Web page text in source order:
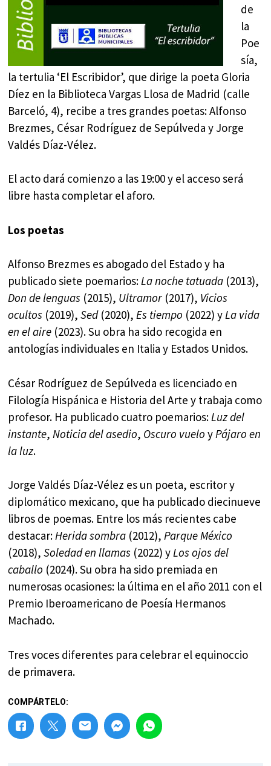
de
la
Poe
sía,
la tertulia ‘El Escribidor’, que dirige la poeta Gloria
Díez en la Biblioteca Vargas Llosa de Madrid (calle
Barceló, 4), recibe a tres grandes poetas: Alfonso
Brezmes, César Rodríguez de Sepúlveda y Jorge
Valdés Díaz-Vélez.
El acto dará comienzo a las 19:00 y el acceso será
libre hasta completar el aforo.
Los poetas
Alfonso Brezmes es abogado del Estado y ha
publicado siete poemarios:La noche tatuada (2013),
Don de lenguas (2015), Ultramor (2017), Vicios
ocultos (2019),Sed (2020),Es tiempo (2022) yLa vida
en el aire (2023). Su obra ha sido recogida en
antologías individuales en Italia y Estados Unidos.
César Rodríguez de Sepúlveda es licenciado en
Filología Hispánica e Historia del Arte y trabaja como
profesor. Ha publicado cuatro poemarios:Luz del
instante,Noticia del asedio, Oscuro vuelo yPájaro en
la luz.
Jorge Valdés Díaz-Vélez es un poeta, escritor y
diplomático mexicano, que ha publicado diecinueve
libros de poemas. Entre los más recientes cabe
destacar:Herida sombra (2012),Parque México
(2018),Soledad en llamas (2022) yLos ojos del
caballo (2024). Su obra ha sido premiada en
numerosas ocasiones: la última en el año 2011 con el
Premio Iberoamericano de Poesía Hermanos
Machado.
Tres voces diferentes para celebrar el equinoccio
de primavera.
COMPÁRTELO: